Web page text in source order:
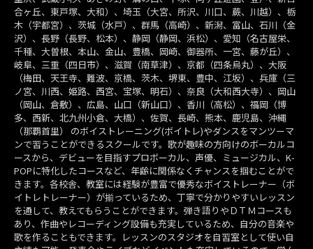
合ヶ丘、東戸塚、大和）、埼玉（大宮、所沢、川口、蕨、川越）、栃
木（宇都宮）、茨城（水戸）、群馬（高崎）、新潟、富山、石川（金
沢）、長野（長野、松本）、静岡（静岡、浜松）、愛知（名古屋栄、
千種、大曽根、本山、金山、豊橋、岡崎、御器所、一宮、藤が丘）、
岐阜、三重（四日市）、滋賀（南草津）、京都（四条烏丸）、大阪
（梅田、天王寺、難波、京橋、茨木、堺東、豊中、江坂）、兵庫（三
ノ宮、川西、姫路、西宮、宝塚、明石）、奈良（大和西大寺）、岡山
（岡山、倉敷）、広島、山口（新山口）、香川（高松）、福岡（博
多、西新、北九州小倉、大橋）、佐賀、長崎、熊本、鹿児島、沖縄
（那覇首里） のボイストレーニング(ボイトレ)やダンスをマンツーマ
ンで習うことができるスクールです。歌が趣味の方向けのボーカルコ
ースから、デビューを目指すプロボーカル、声優、ミュージカル、K-
POPに特化したコースなど、年齢に関係なくチャンスを掴むことがで
きます。各校舎、教室には経験が豊富で優秀なボイストレーナー（ボ
イトレトレーナー）が揃っているため、丁寧で分かりやすいレッスン
を通して、教えてもらうことができます。弾き語りやＤＴＭコースも
あり、作曲やレコーディング設備も充実しているため、自分の音楽や
歌を作ることもできます。レッスンのスタジオを自習室として使い自